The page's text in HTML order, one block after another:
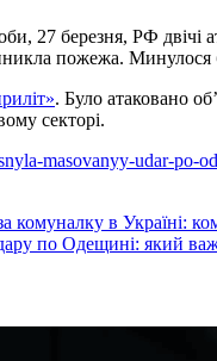
27 березня, РФ двічі
пожежа. Минулося
. Було атаковано
секторі.
masovanyy-udar-po-
комуналку в Україні:
по Одещині: який